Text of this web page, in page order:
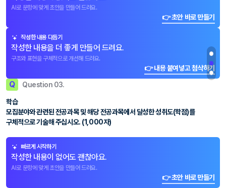
AI로 문항에 맞게 초안을 만들어 드려요.
👉 초안 바로 만들기
작성한 내용 다듬기
작성한 내용을 더 좋게 만들어 드려요.
구조와 표현을 구체적으로 개선해 드려요.
👉 내용 붙여넣고 첨삭하기
Q Question 03.
학습
모집분야와 관련된 전공과목 및 해당 전공과목에서 달성한 성취도(학점)를
구체적으로 기술해 주십시오. (1,000자)
빠르게 시작하기
작성한 내용이 없어도 괜찮아요.
AI로 문항에 맞게 초안을 만들어 드려요.
👉 초안 바로 만들기